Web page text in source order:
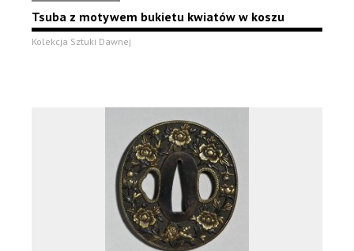
Tsuba z motywem bukietu kwiatów w koszu
Kolekcja Sztuki Dawnej